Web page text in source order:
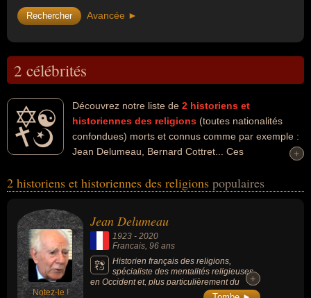
Avancée ►
2 célébrités
Découvrez notre liste de 2 historiens et
historiennes des religions (toutes nationalités
confondues) morts et connus comme par exemple :
Jean Delumeau, Bernard Cottret... Ces
l'histoire ou de la religion. Ces célébrités peuvent également avoir
ce qui concerne leurs nationalités au moment de leurs morts, ils
peuvent avoir été francais par exemple.
+
+
2 historiens et historiennes des religions populaires
Notez-le !
Jean Delumeau
1923 - 2020
Francais, 96 ans
Historien français des religions,
spécialiste des mentalités religieuses
en Occident et, plus particulièrement du
christianisme de la Renaissance et de
+
+